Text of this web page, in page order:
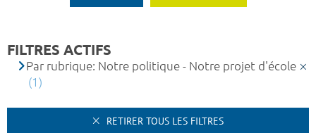
FILTRES ACTIFS
Par rubrique: Notre politique - Notre projet d'école
(1)
RETIRER TOUS LES FILTRES